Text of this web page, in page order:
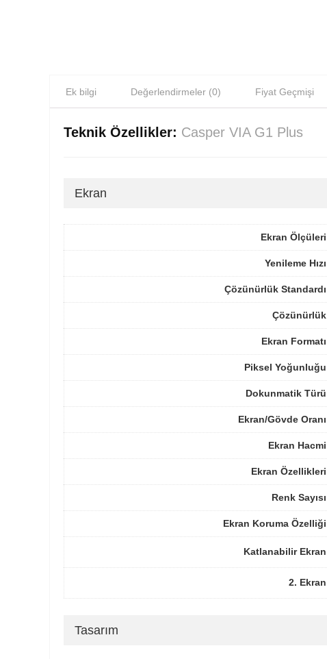
Ek bilgi Değerlendirmeler (0) Fiyat Geçmişi
Teknik Özellikler: Casper VIA G1 Plus
Ekran
Ekran Ölçüleri
Yenileme Hızı
Çözünürlük Standardı
Çözünürlük
Ekran Formatı
Piksel Yoğunluğu
Dokunmatik Türü
Ekran/Gövde Oranı
Ekran Hacmi
Ekran Özellikleri
Renk Sayısı
Ekran Koruma Özelliği
Katlanabilir Ekran
2. Ekran
Tasarım